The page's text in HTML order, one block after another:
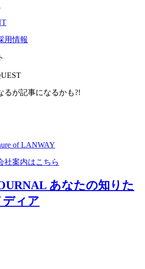
用情報
るが記事になるかも?!
of LANWAY
社案内はこちら